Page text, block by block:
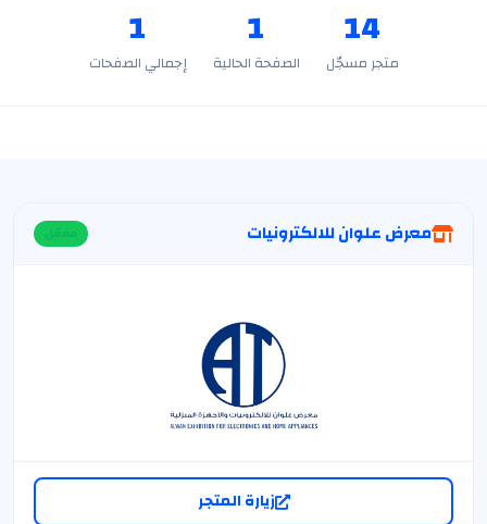
14
متجر مسجّل
1
الصفحة الحالية
1
إجمالي الصفحات
معرض علوان للالكترونيات
زيارة المتجر